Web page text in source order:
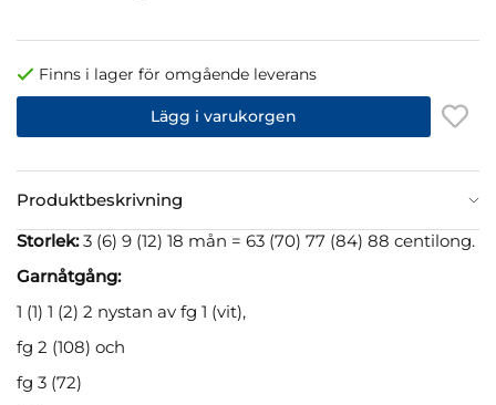
Finns i lager för omgående leverans
Lägg i varukorgen
Produktbeskrivning
Storlek:3 (6) 9 (12) 18 mån = 63 (70) 77 (84) 88 centilong.
Garnåtgång:
1 (1) 1 (2) 2 nystan av fg 1 (vit),
fg 2 (108) och
fg 3 (72)